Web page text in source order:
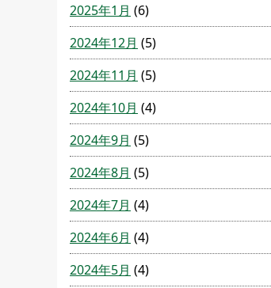
2025年1月 (6)
2024年12月 (5)
2024年11月 (5)
2024年10月 (4)
2024年9月 (5)
2024年8月 (5)
2024年7月 (4)
2024年6月 (4)
2024年5月 (4)